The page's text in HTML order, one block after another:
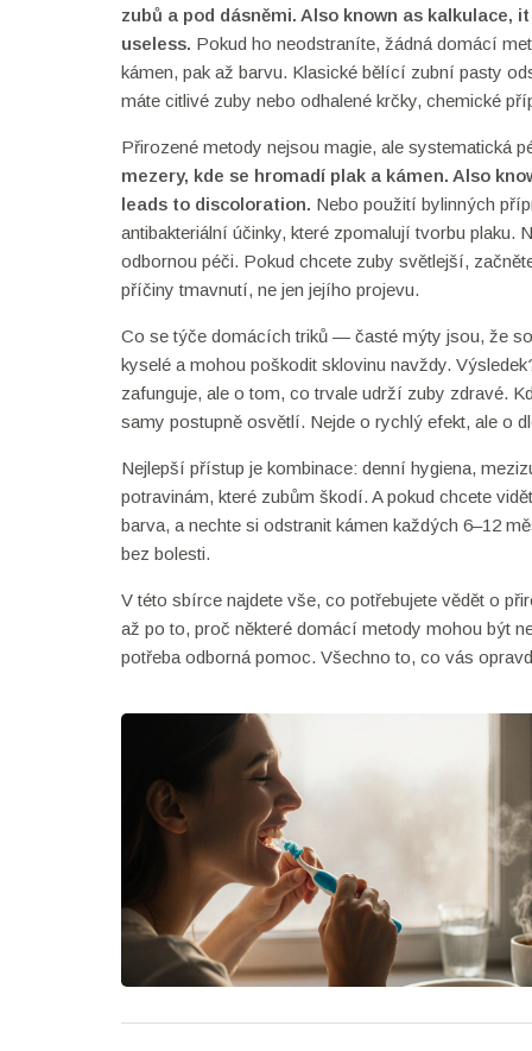
zubů a pod dásněmi. Also known as kalkulace,
useless. Pokud ho neodstraníte, žádná domácí
kámen, pak až barvu. Klasické bělící zubní pasty
máte citlivé zuby nebo odhalené krčky, chemické
Přirozené metody nejsou magie, ale systematická
mezery, kde se hromadí plak a kámen. Also
leads to discoloration. Nebo použití bylinných
antibakteriální účinky, které zpomalují tvorbu plaku.
odbornou péči. Pokud chcete zuby světlejší,
příčiny tmavnutí, ne jen jejího projevu.
Co se týče domácích triků — časté mýty jsou, že
kyselé a mohou poškodit sklovinu navždy.
zafunguje, ale o tom, co trvale udrží zuby zdravé.
samy postupně osvětlí. Nejde o rychlý efekt, ale o
Nejlepší přístup je kombinace: denní hygiena,
potravinám, které zubům škodí. A pokud chcete
barva, a nechte si odstranit kámen každých 6–12
bez bolesti.
V této sbírce najdete vše, co potřebujete vědět o
až po to, proč některé domácí metody mohou být
potřeba odborná pomoc. Všechno to, co vás